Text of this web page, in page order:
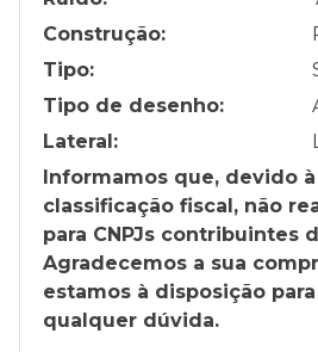
Construção:
Tipo:
Tipo de desenho:
Lateral:
Informamos que, devido à
classificação fiscal, não
para CNPJs contribuintes
Agradecemos a sua
estamos à disposição
qualquer dúvida.